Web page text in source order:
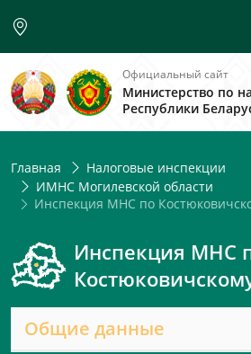
Официальный сайт
Министерство по
Республики
Главная
Налоговые инспекции
ИМНС Могилевской области
Инспекция МНС по
Инспекция МНС
Общие данные